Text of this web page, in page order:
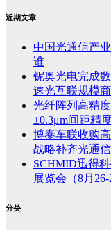
近期文章
中国光通信产
谁
铌奥光电完成
速光互联规模
光纤阵列高精
±0.3μm间距精
博泰车联收购
战略补齐光通
SCHMID迅得
展览会（8月26-
分类